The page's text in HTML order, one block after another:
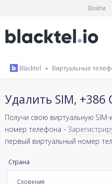
Войти
Blacktel » Виртуальные
Удалить SIM, +386
Получи свою виртуальную SIM-
номер телефона -
первый виртуальный номер
Страна